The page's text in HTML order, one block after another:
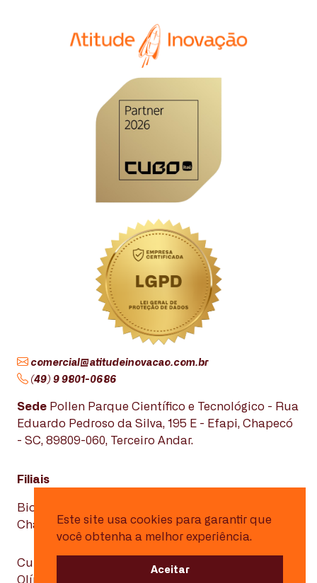
comercial@atitudeinovacao.com.br
(49) 9 9801-0686
Sede Pollen Parque Científico e Tecnológico - Rua
Eduardo Pedroso da Silva, 195 E - Efapi, Chapecó
- SC, 89809-060, Terceiro Andar.
Filiais
Biopark - Avenida Max Planck, 3797. Edifício
Charles Darwin, Toledo - PR, 85919-899.
Cubo Itaú - Alameda Vicente Pinzon, 54 - Vila
Olímpia, São Paulo - SP, 04547-130.
Este site usa cookies para garantir que
você obtenha a melhor experiência.
Aceitar